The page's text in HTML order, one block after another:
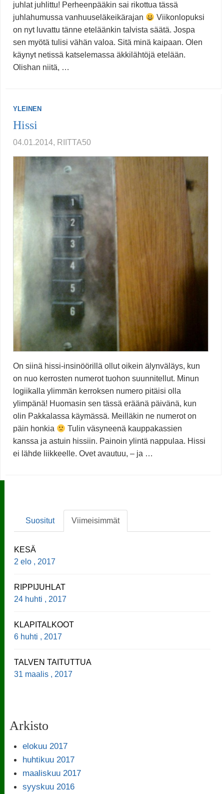
juhlat juhlittu! Perheenpääkin sai rikottua tässä
juhlahumussa vanhuuseläkeikärajan
Viikonlopuksi
on nyt luvattu tänne eteläänkin talvista säätä. Jospa
sen myötä tulisi vähän valoa. Sitä minä kaipaan. Olen
käynyt netissä katselemassa äkkilähtöjä etelään.
Olishan niitä, …
YLEINEN
Hissi
04.01.2014, RIITTA50
On siinä hissi-insinöörillä ollut oikein älynväläys, kun
on nuo kerrosten numerot tuohon suunnitellut. Minun
logiikalla ylimmän kerroksen numero pitäisi olla
ylimpänä! Huomasin sen tässä eräänä päivänä, kun
olin Pakkalassa käymässä. Meilläkin ne numerot on
päin honkia
Tulin väsyneenä kauppakassien
kanssa ja astuin hissiin. Painoin ylintä nappulaa. Hissi
ei lähde liikkeelle. Ovet avautuu, – ja …
Suositut Viimeisimmät
KESÄ
2 elo , 2017
RIPPIJUHLAT
24 huhti , 2017
KLAPITALKOOT
6 huhti , 2017
TALVEN TAITUTTUA
31 maalis , 2017
Arkisto
elokuu 2017
huhtikuu 2017
maaliskuu 2017
syyskuu 2016